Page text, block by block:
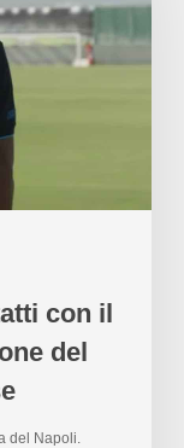
con il
del
del Napoli.